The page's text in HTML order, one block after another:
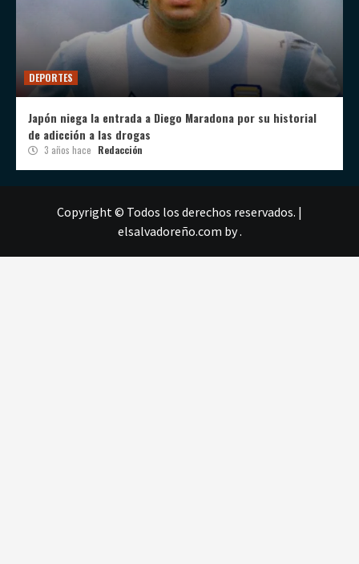
DEPORTES
Japón niega la entrada a Diego Maradona por su historial
de adicción a las drogas
3 años hace Redacción
Copyright © Todos los derechos reservados. |
elsalvadoreño.com by .